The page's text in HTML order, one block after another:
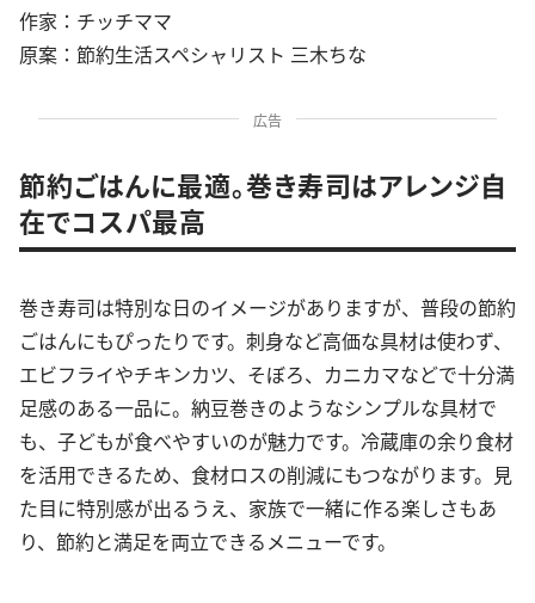
作家：チッチママ
原案：節約生活スペシャリスト 三木ちな
広告
節約ごはんに最適。巻き寿司はアレンジ自
在でコスパ最高
巻き寿司は特別な日のイメージがありますが、普段の節約
ごはんにもぴったりです。刺身など高価な具材は使わず、
エビフライやチキンカツ、そぼろ、カニカマなどで十分満
足感のある一品に。納豆巻きのようなシンプルな具材で
も、子どもが食べやすいのが魅力です。冷蔵庫の余り食材
を活用できるため、食材ロスの削減にもつながります。見
た目に特別感が出るうえ、家族で一緒に作る楽しさもあ
り、節約と満足を両立できるメニューです。